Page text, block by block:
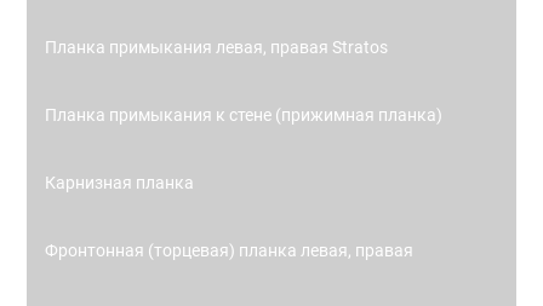
Планка примыкания левая, правая Stratos
Планка примыкания к стене (прижимная планка)
Карнизная планка
Фронтонная (торцевая) планка левая, правая